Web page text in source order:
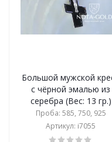
Большой мужской
с чёрной эмалью из
серебра (Вес: 13 гр.)
Проба: 585, 750, 925
Артикул: i7055